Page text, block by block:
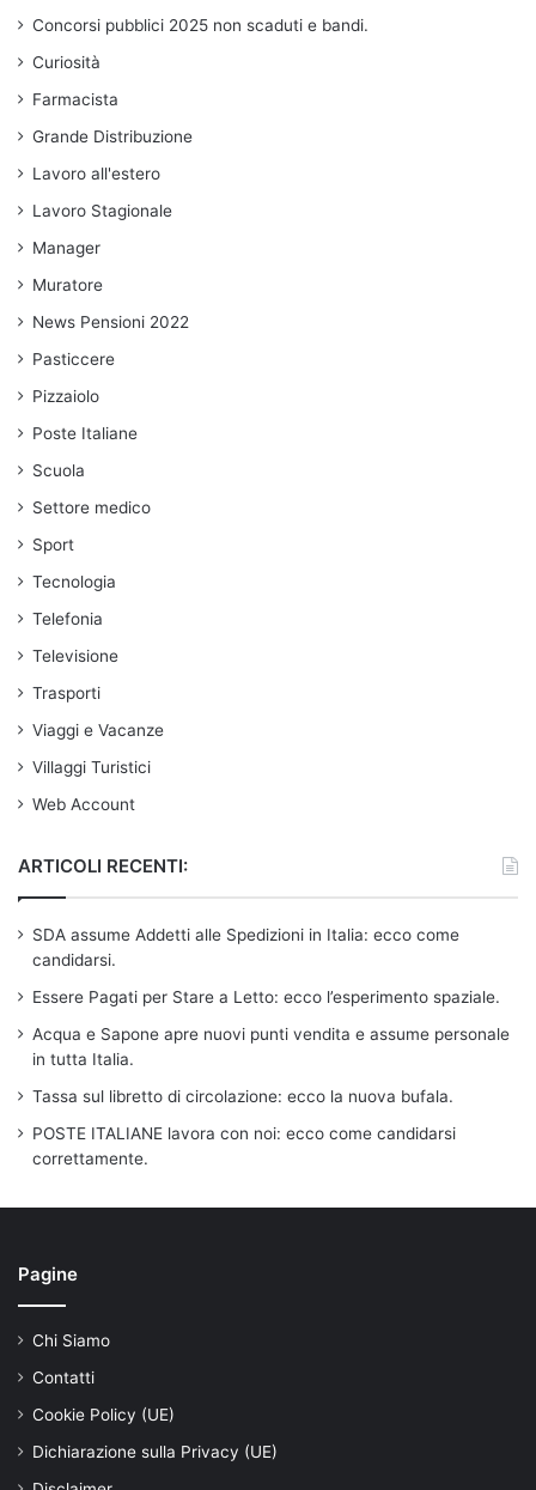
Concorsi pubblici 2025 non scaduti e bandi.
Curiosità
Farmacista
Grande Distribuzione
Lavoro all'estero
Lavoro Stagionale
Manager
Muratore
News Pensioni 2022
Pasticcere
Pizzaiolo
Poste Italiane
Scuola
Settore medico
Sport
Tecnologia
Telefonia
Televisione
Trasporti
Viaggi e Vacanze
Villaggi Turistici
Web Account
ARTICOLI RECENTI:
SDA assume Addetti alle Spedizioni in Italia: ecco come
candidarsi.
Essere Pagati per Stare a Letto: ecco l’esperimento spaziale.
Acqua e Sapone apre nuovi punti vendita e assume personale
in tutta Italia.
Tassa sul libretto di circolazione: ecco la nuova bufala.
POSTE ITALIANE lavora con noi: ecco come candidarsi
correttamente.
Pagine
Chi Siamo
Contatti
Cookie Policy (UE)
Dichiarazione sulla Privacy (UE)